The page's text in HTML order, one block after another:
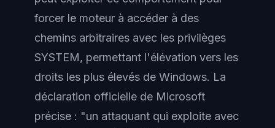
forcer le moteur à accéder à des
chemins arbitraires avec les privilèges
SYSTEM, permettant l'élévation vers les
droits les plus élevés de Windows. La
déclaration officielle de Microsoft
précise : "un attaquant qui exploite avec